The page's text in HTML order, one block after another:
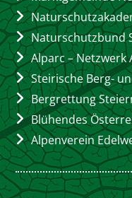
Naturschutzbund
Alparc –
Steirische Berg-
Bergrettung
Blühendes
Alpenverein